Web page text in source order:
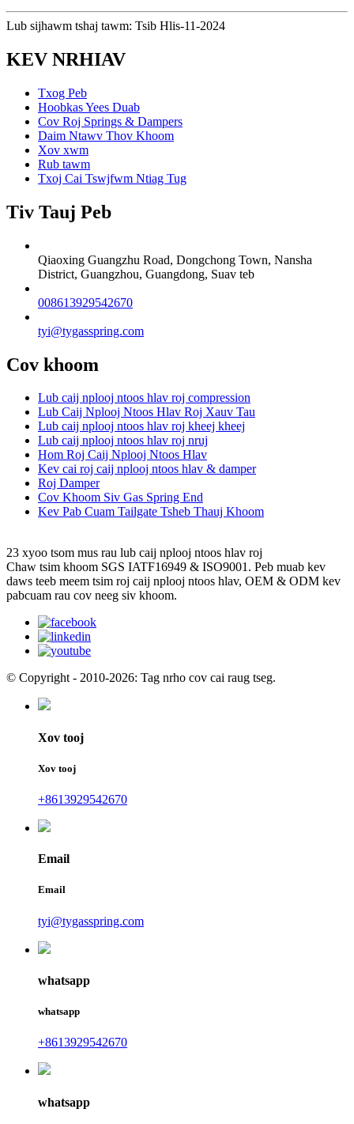
Lub sijhawm tshaj tawm: Tsib Hlis-11-2024
KEV NRHIAV
Txog Peb
Hoobkas Yees Duab
Cov Roj Springs & Dampers
Daim Ntawv Thov Khoom
Xov xwm
Rub tawm
Txoj Cai Tswjfwm Ntiag Tug
Tiv Tauj Peb
Qiaoxing Guangzhu Road, Dongchong Town, Nansha
District, Guangzhou, Guangdong, Suav teb
008613929542670
tyi@tygasspring.com
Cov khoom
Lub caij nplooj ntoos hlav roj compression
Lub Caij Nplooj Ntoos Hlav Roj Xauv Tau
Lub caij nplooj ntoos hlav roj kheej kheej
Lub caij nplooj ntoos hlav roj nruj
Hom Roj Caij Nplooj Ntoos Hlav
Kev cai roj caij nplooj ntoos hlav & damper
Roj Damper
Cov Khoom Siv Gas Spring End
Kev Pab Cuam Tailgate Tsheb Thauj Khoom
23 xyoo tsom mus rau lub caij nplooj ntoos hlav roj
Chaw tsim khoom SGS IATF16949 & ISO9001. Peb muab kev
daws teeb meem tsim roj caij nplooj ntoos hlav, OEM & ODM kev
pabcuam rau cov neeg siv khoom.
© Copyright - 2010-2026: Tag nrho cov cai raug tseg.
Xov tooj
Xov tooj
+8613929542670
Email
Email
tyi@tygasspring.com
whatsapp
whatsapp
+8613929542670
whatsapp